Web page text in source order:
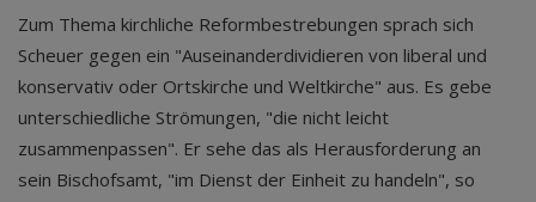
Zum Thema kirchliche Reformbestrebungen sprach sich
Scheuer gegen ein "Auseinanderdividieren von liberal und
konservativ oder Ortskirche und Weltkirche" aus. Es gebe
unterschiedliche Strömungen, "die nicht leicht
zusammenpassen". Er sehe das als Herausforderung an
sein Bischofsamt, "im Dienst der Einheit zu handeln", so